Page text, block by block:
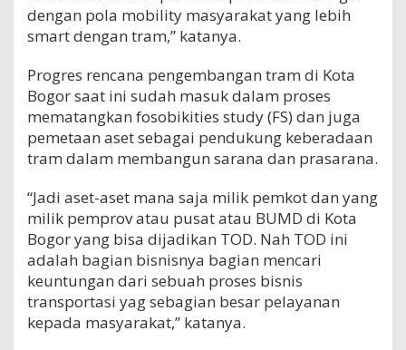
dengan pola mobility masyarakat yang lebih
smart dengan tram,” katanya.
Progres rencana pengembangan tram di Kota
Bogor saat ini sudah masuk dalam proses
mematangkan fosobikities study (FS) dan juga
pemetaan aset sebagai pendukung keberadaan
tram dalam membangun sarana dan prasarana.
“Jadi aset-aset mana saja milik pemkot dan yang
milik pemprov atau pusat atau BUMD di Kota
Bogor yang bisa dijadikan TOD. Nah TOD ini
adalah bagian bisnisnya bagian mencari
keuntungan dari sebuah proses bisnis
transportasi yag sebagian besar pelayanan
kepada masyarakat,” katanya.